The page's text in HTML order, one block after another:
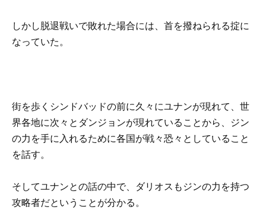
しかし脱退戦いで敗れた場合には、首を撥ねられる掟に
なっていた。
街を歩くシンドバッドの前に久々にユナンが現れて、世
界各地に次々とダンジョンが現れていることから、ジン
の力を手に入れるために各国が戦々恐々としていること
を話す。
そしてユナンとの話の中で、ダリオスもジンの力を持つ
攻略者だということが分かる。